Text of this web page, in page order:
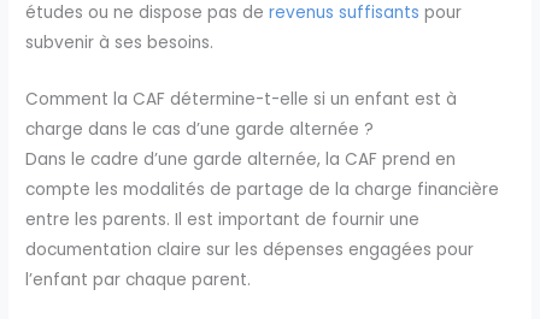
études ou ne dispose pas derevenus suffisants pour
subvenir à ses besoins.
Comment la CAF détermine-t-elle si un enfant est à
charge dans le cas d’une garde alternée ?
Dans le cadre d’une garde alternée, la CAF prend en
compte les modalités de partage de la charge financière
entre les parents. Il est important de fournir une
documentation claire sur les dépenses engagées pour
l’enfant par chaque parent.